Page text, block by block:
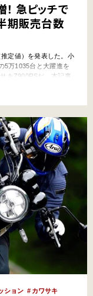
急ピッチで
期販売台数
定値）を発表した。小
5万1035台と大躍進を
キZ900RSだ。本記事
グマシン編集部 ●出
ション
カワサキ